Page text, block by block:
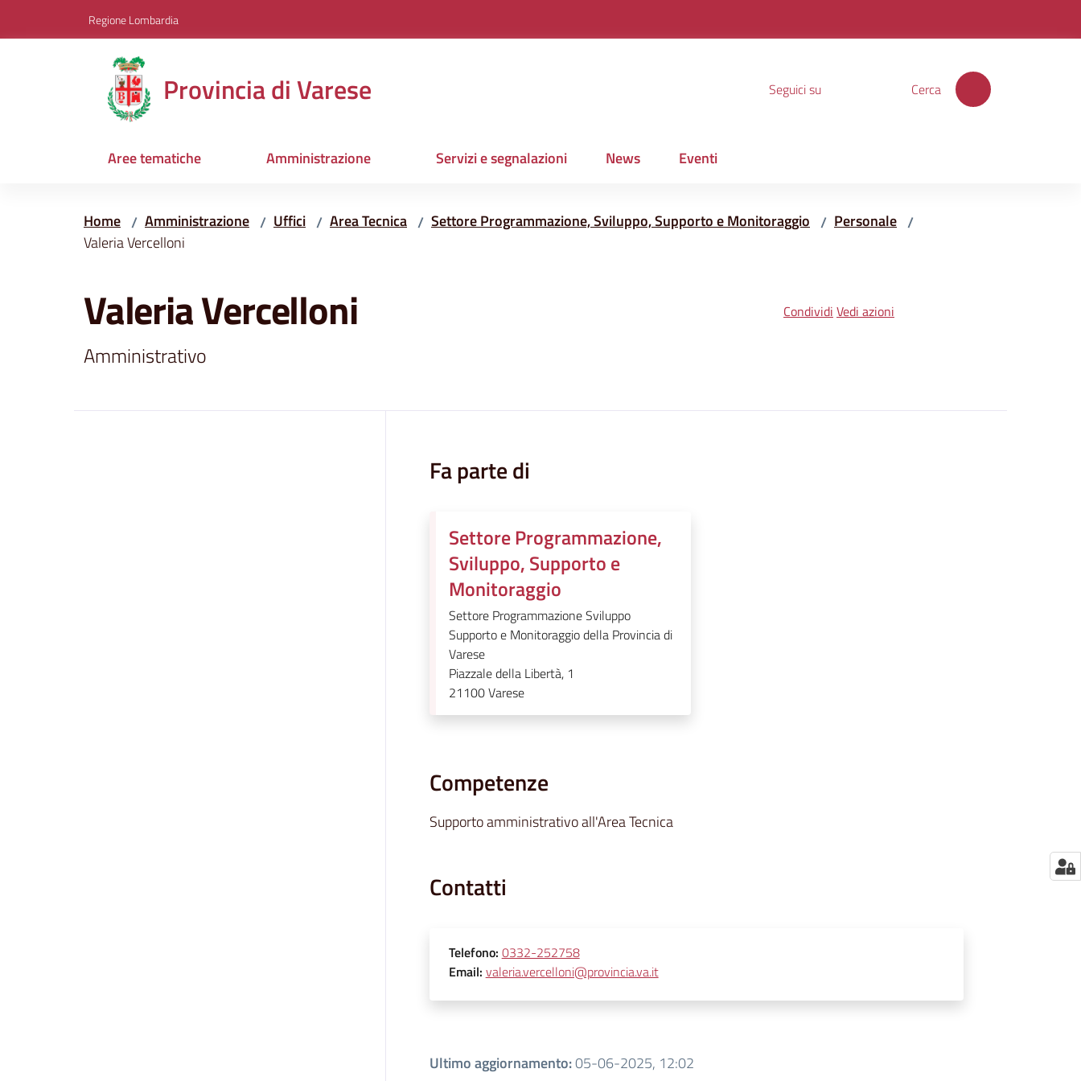
Regione Lombardia
Provincia di Varese Seguici su Cerca
Aree tematiche Amministrazione Servizi e segnalazioni News Eventi
Home / Amministrazione / Uffici / Area Tecnica / Settore Programmazione, Sviluppo, Supporto e Monitoraggio / Personale /
Valeria Vercelloni
Valeria Vercelloni
Amministrativo
Condividi Vedi azioni
Fa parte di
Settore Programmazione,
Sviluppo, Supporto e
Monitoraggio
Settore Programmazione Sviluppo
Supporto e Monitoraggio della Provincia di
Varese
Piazzale della Libertà, 1
21100Varese
Competenze
Supporto amministrativo all'Area Tecnica
Contatti
Telefono: 0332-252758
Email: valeria.vercelloni@provincia.va.it
Ultimo aggiornamento:05-06-2025, 12:02